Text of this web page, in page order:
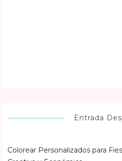
Entrada
Colorear Personalizados para